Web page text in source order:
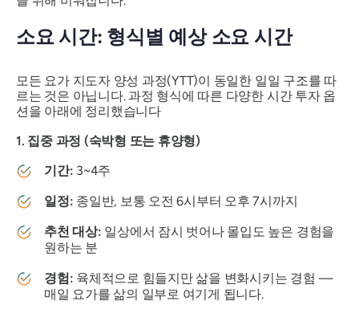
소요 시간: 형식별 예상 소요 시간
모든 요가 지도자 양성 과정(YTT)이 동일한 일일 구조를 따
르는 것은 아닙니다. 과정 형식에 따른 다양한 시간 투자 옵
션을 아래에 정리했습니다
1. 집중 과정 (숙박형 또는 휴양형)
기간: 3~4주
일정: 종일반, 보통 오전 6시부터 오후 7시까지
추천 대상: 일상에서 잠시 벗어나 몰입도 높은 경험을
원하는 분
경험: 육체적으로 힘들지만 삶을 변화시키는 경험 —
매일 요가를 삶의 일부로 여기게 됩니다.